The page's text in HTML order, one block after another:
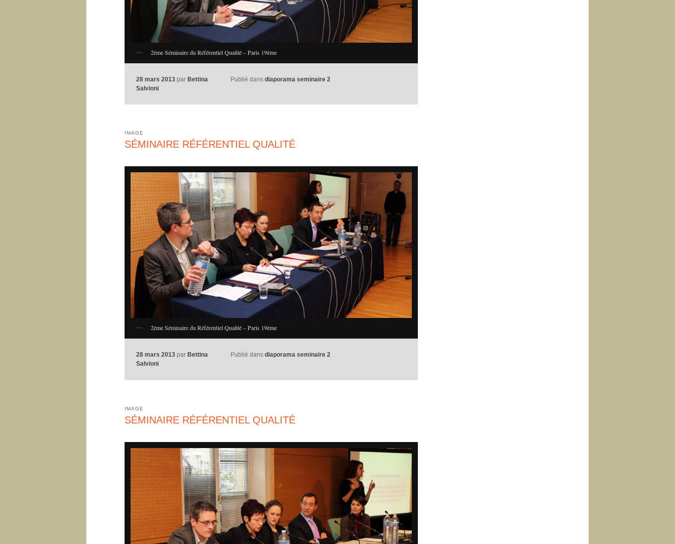
2ème Séminaire du Référentiel Qualité – Paris 19ème
28 mars 2013 parBettina
Salvioni
Publié dans diaporama seminaire 2
SÉMINAIRE RÉFÉRENTIEL QUALITÉ
IMAGE
2ème Séminaire du Référentiel Qualité – Paris 19ème
28 mars 2013 par Bettina
Salvioni
Publié dans diaporama seminaire 2
SÉMINAIRE RÉFÉRENTIEL QUALITÉ
IMAGE